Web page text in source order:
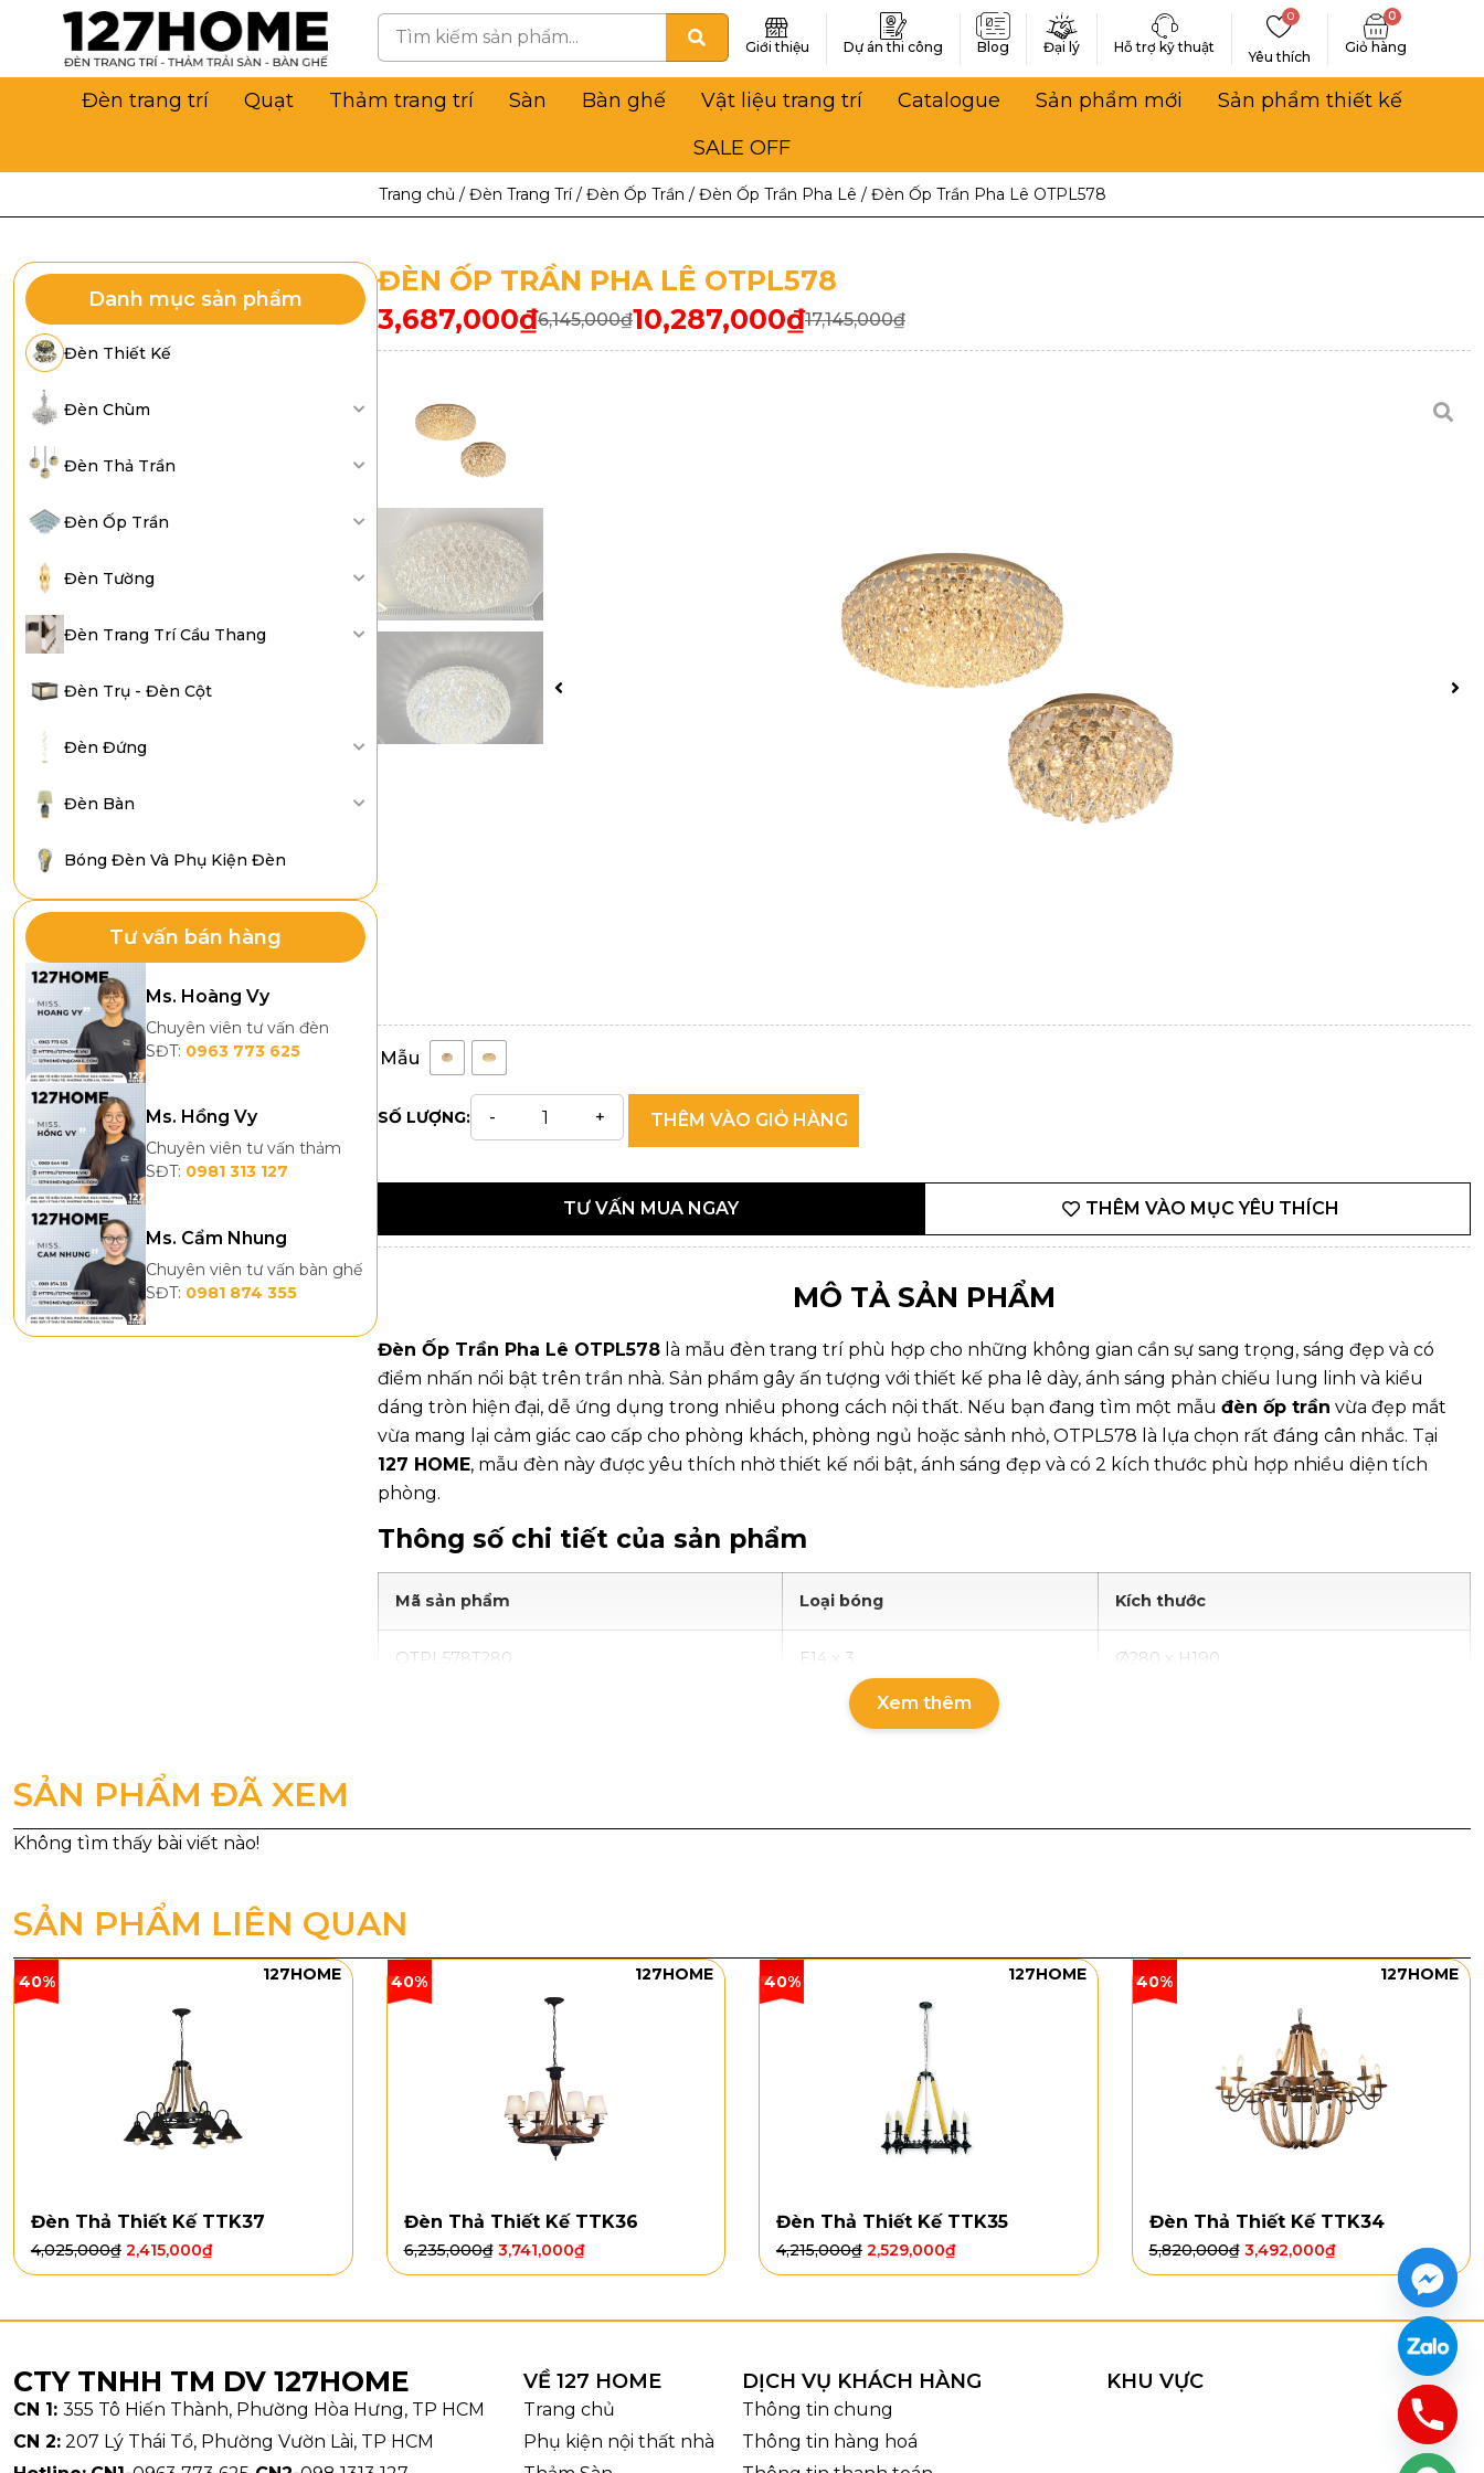
Giới thiệu Dự án thi công Blog Đại lý Hỗ trợ kỹ thuật
Yêu thích
0 0
Đèn trang trí Quạt Thảm trang trí Sàn Bàn ghế Vật liệu trang trí Catalogue Sản phẩm mới
Sản phẩm thiết kế
SALE OFF
Trang chủ / Đèn Trang Trí/ Đèn Ốp Trần / Đèn Ốp Trần Pha Lê / Đèn Ốp Trần Pha Lê OTPL578
Danh mục sản phẩm
Đèn Thiết Kế
Đèn Chùm
Đèn Thả Trần
Đèn Ốp Trần
Đèn Tường
Đèn Trang Trí Cầu Thang
Đèn Trụ - Đèn Cột
Đèn Đứng
Đèn Bàn
Bóng Đèn Và Phụ Kiện Đèn
Tư vấn bán hàng
Ms. Hoàng Vy
Chuyên viên tư vấn đèn
SĐT: 0963 773 625
Ms. Hồng Vy
Chuyên viên tư vấn thảm
SĐT: 0981 313 127
Ms. Cẩm Nhung
Chuyên viên tư vấn bàn ghế
SĐT: 0981 874 355
ĐÈN ỐP TRẦN PHA LÊ OTPL578
6,145,000₫
3,687,000₫ 17,145,000₫
10,287,000₫
Mẫu
SỐ LƯỢNG: THÊM VÀO GIỎ HÀNG
TƯ VẤN MUA NGAY THÊM VÀO MỤC YÊU THÍCH
MÔ TẢ SẢN PHẨM
Đèn Ốp Trần Pha Lê OTPL578 là mẫu đèn trang trí phù hợp cho những không gian cần sự sang trọng, sáng đẹp và có
điểm nhấn nổi bật trên trần nhà. Sản phẩm gây ấn tượng với thiết kế pha lê dày, ánh sáng phản chiếu lung linh và kiểu
dáng tròn hiện đại, dễ ứng dụng trong nhiều phong cách nội thất. Nếu bạn đang tìm một mẫu đèn ốp trần vừa đẹp mắt
vừa mang lại cảm giác cao cấp cho phòng khách, phòng ngủ hoặc sảnh nhỏ, OTPL578 là lựa chọn rất đáng cân nhắc. Tại
127 HOME, mẫu đèn này được yêu thích nhờ thiết kế nổi bật, ánh sáng đẹp và có 2 kích thước phù hợp nhiều diện tích
phòng.
Thông số chi tiết của sản phẩm
Mã sản phẩm Loại bóng Kích thước
OTPL578T280 E14 x 3 Ø280 x H190
E14 x 9
hành lang, khu vực lối vào; trong khi phiên bản Ø500 tạo hiệu ứng nổi bật hơn cho phòng khách, phòng ăn hoặc phòng
ngủ master.
Xem thêm
SẢN PHẨM ĐÃ XEM
SẢN PHẨM LIÊN QUAN
40% 127HOME
Đèn Thả Thiết Kế TTK37
4,025,000₫ 2,415,000₫
40% 127HOME
Đèn Thả Thiết Kế TTK36
6,235,000₫ 3,741,000₫
40% 127HOME
Đèn Thả Thiết Kế TTK35
4,215,000₫ 2,529,000₫
40% 127HOME
Đèn Thả Thiết Kế TTK34
5,820,000₫ 3,492,000₫
CTY TNHH TM DV 127HOME
CN 1: 355 Tô Hiến Thành, Phường Hòa Hưng, TP HCM
CN 2: 207 Lý Thái Tổ, Phường Vườn Lài, TP HCM
VỀ 127 HOME
Trang chủ
Phụ kiện nội thất nhà
DỊCH VỤ KHÁCH HÀNG
Thông tin chung
Thông tin hàng hoá
KHU VỰC